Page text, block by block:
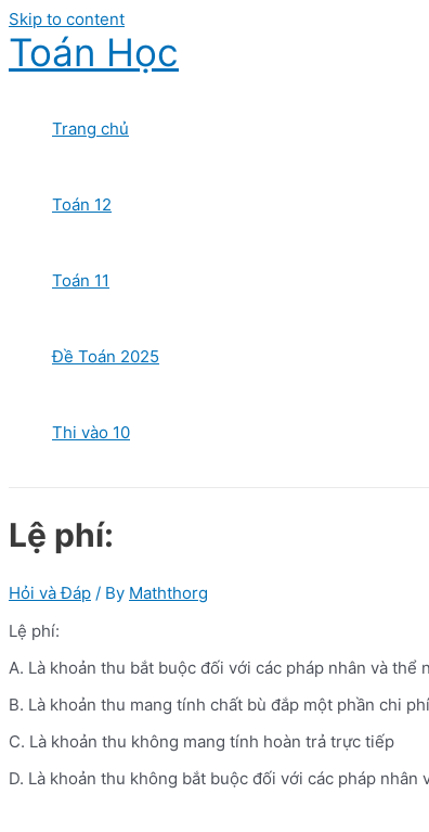
Skip to content
Toán Học
Trang chủ
Toán 12
Toán 11
Đề Toán 2025
Thi vào 10
Lệ phí:
Hỏi và Đáp / By Maththorg
Lệ phí:
A. Là khoản thu bắt buộc đối với các pháp nhân và thể
B. Là khoản thu mang tính chất bù đắp một phần chi
C. Là khoản thu không mang tính hoàn trả trực tiếp
D. Là khoản thu không bắt buộc đối với các pháp nhân